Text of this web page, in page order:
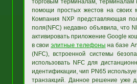
торговым терминалам,
помощи простых жестов на своих
Компания NXP представляющая
поля(NFC) недавно объявила, что
активировать приложение Google
в свои элитные телефоны на базе
(NFC), встроенной системы
использовать NFC для
идентификации, чип PN65
транзакций. Данное решение уже